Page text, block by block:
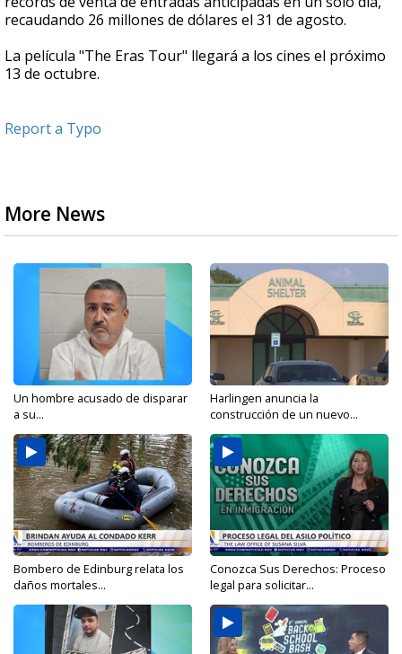
recaudando 26 millones de dólares el 31 de agosto.
La película "The Eras Tour" llegará a los cines el próximo
13 de octubre.
Report a Typo
More News
Un hombre acusado de disparar
a su...
Harlingen anuncia la
construcción de un nuevo...
Bombero de Edinburg relata los
daños mortales...
Conozca Sus Derechos: Proceso
legal para solicitar...